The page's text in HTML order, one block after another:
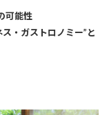
可能性
・ガストロノミー”と